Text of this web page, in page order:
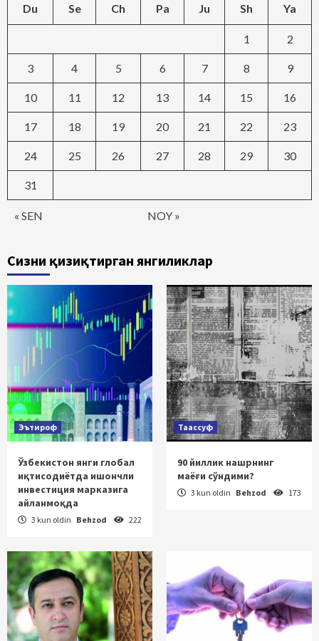
Du Se Ch Pa Ju Sh Ya
« SEN NOY »
1 2
3 4 5 6 7 8 9
10 11 12 13 14 15 16
17 18 19 20 21 22 23
24 25 26 27 28 29 30
31
Сизни қизиқтирган янгиликлар
Эътироф
Ўзбекистон янги глобал
иқтисодиётда ишончли
инвестиция марказига
айланмоқда
3 kun oldin Behzod 222
Таассуф
90 йиллик нашрнинг
маёғи сўндими?
3 kun oldin Behzod 173